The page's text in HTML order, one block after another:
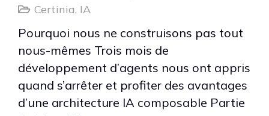
Certinia, IA
Pourquoi nous ne construisons pas tout
nous-mêmes Trois mois de
développement d’agents nous ont appris
quand s’arrêter et profiter des avantages
d’une architecture IA composable Partie